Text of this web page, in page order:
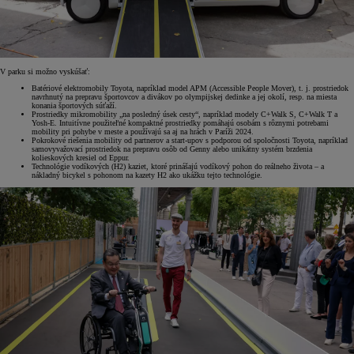
V parku si možno vyskúšať:
Batériové elektromobily Toyota, napríklad model APM (Accessible People Mover), t. j. prostriedok
navrhnutý na prepravu športovcov a divákov po olympijskej dedinke a jej okolí, resp. na miesta
konania športových súťaží.
Prostriedky mikromobility „na posledný úsek cesty“, napríklad modely C+Walk S, C+Walk T a
Yosh-E. Intuitívne použiteľné kompaktné prostriedky pomáhajú osobám s rôznymi potrebami
mobility pri pohybe v meste a používajú sa aj na hrách v Paríži 2024.
Pokrokové riešenia mobility od partnerov a start-upov s podporou od spoločnosti Toyota, napríklad
samovyvažovací prostriedok na prepravu osôb od Genny alebo unikátny systém brzdenia
kolieskových kresiel od Eppur.
Technológie vodíkových (H2) kaziet, ktoré prinášajú vodíkový pohon do reálneho života – a
nákladný bicykel s pohonom na kazety H2 ako ukážku tejto technológie.